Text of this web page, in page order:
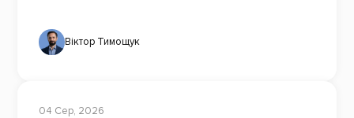
Віктор Тимощук
04 Сер, 2026